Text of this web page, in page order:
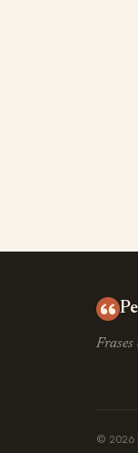
Frases
© 2026